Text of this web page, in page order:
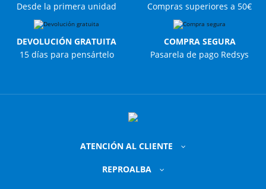
Desde la primera unidad
Compras superiores a 50€
DEVOLUCIÓN GRATUITA
15 días para pensártelo
COMPRA SEGURA
Pasarela de pago Redsys
ATENCIÓN AL CLIENTE
REPROALBA